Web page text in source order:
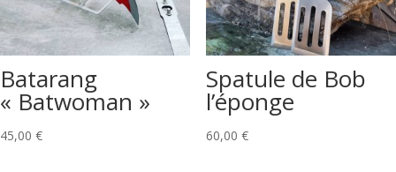
Batarang
« Batwoman »
45,00 €
Spatule de Bob
l’éponge
60,00 €